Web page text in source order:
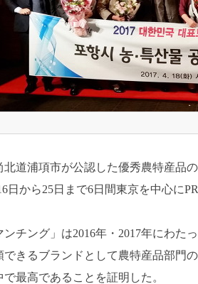
北道浦項市が公認した優秀農特産品
日から25日まで6日間東京を中心に
ンチング」は2016年・2017年にわ
できるブランドとして農特産品部門
最高であることを証明した。